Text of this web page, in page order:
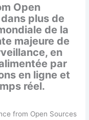
Open
plus de
de la
majeure de
en
par
en ligne et
réel.
from Open Sources